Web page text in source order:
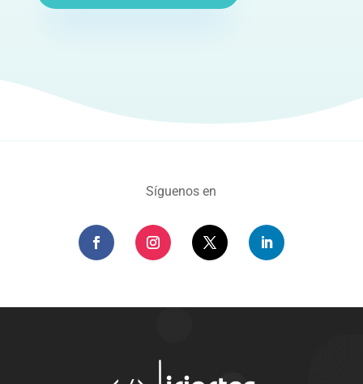
Síguenos en